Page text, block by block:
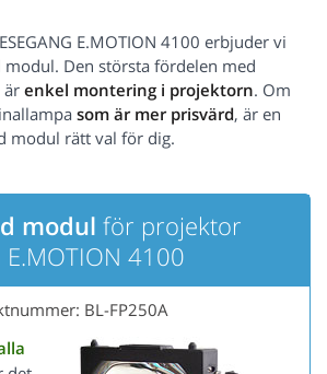
E.MOTION 4100 erbjuder vi
Den största fördelen med
är enkel montering i projektorn. Om
som är mer prisvärd, är en
modul rätt val för dig.
modul för projektor
E.MOTION 4100
BL-FP250A